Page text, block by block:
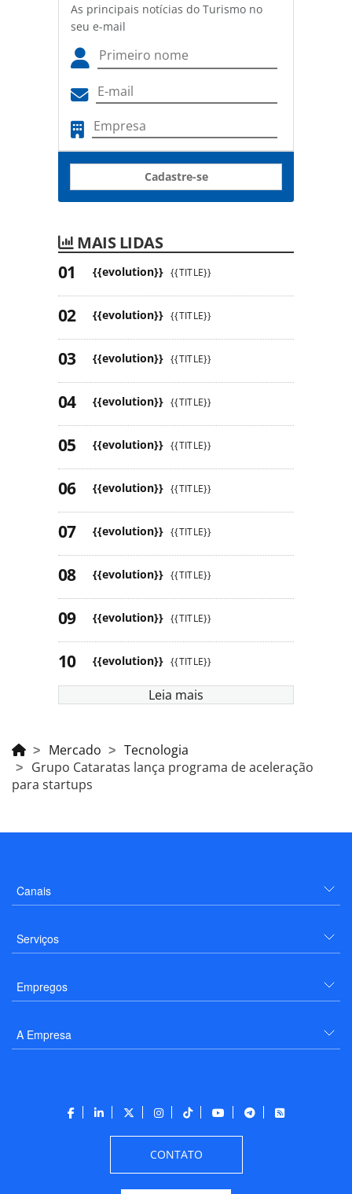
As principais notícias do Turismo no
seu e-mail
Cadastre-se
MAIS LIDAS
{{evolution}} {{TITLE}}
{{evolution}} {{TITLE}}
{{evolution}} {{TITLE}}
{{evolution}} {{TITLE}}
{{evolution}} {{TITLE}}
{{evolution}} {{TITLE}}
{{evolution}} {{TITLE}}
{{evolution}} {{TITLE}}
{{evolution}} {{TITLE}}
{{evolution}} {{TITLE}}
Leia mais
Mercado
Tecnologia
Grupo Cataratas lança programa de aceleração
para startups
Canais
Serviços
Empregos
A Empresa
CONTATO